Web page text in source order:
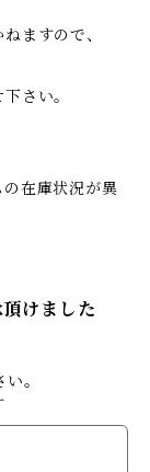
ますので、
さい。
在庫状況が異
けました
。